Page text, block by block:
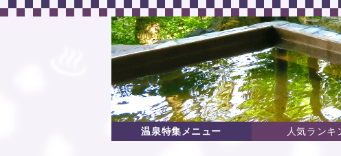
温泉特集メニュー 人気ランキ